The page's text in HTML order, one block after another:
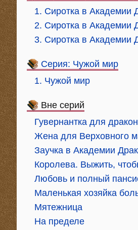
1. Сиротка в Академии
2. Сиротка в Академии
3. Сиротка в Академии
Серия: Чужой мир
1. Чужой мир
Вне серий
Гувернантка для
Жена для Верховного
Заучка в Академии
Королева. Выжить,
Любовь и полный
Маленькая хозяйка
Мятежница
На пределе